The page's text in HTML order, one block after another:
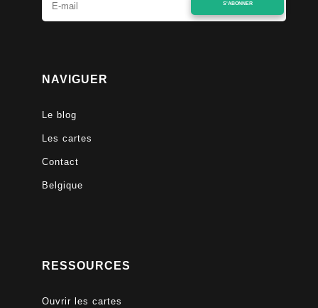
S'ABONNER
NAVIGUER
Le blog
Les cartes
Contact
Belgique
RESSOURCES
Ouvrir les cartes